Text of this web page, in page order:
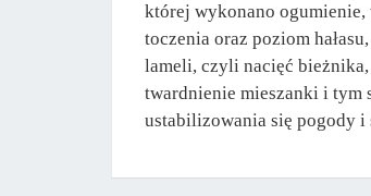
której wykonano ogumienie,
toczenia oraz poziom
lameli, czyli nacięć bieżnika,
twardnienie mieszanki i tym
ustabilizowania się pogody i